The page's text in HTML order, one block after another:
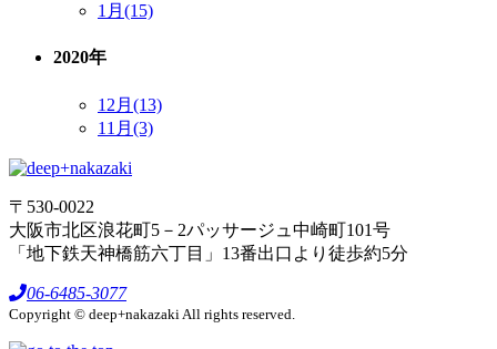
1月(15)
2020年
12月(13)
11月(3)
〒530-0022
大阪市北区浪花町5－2パッサージュ中崎町101号
「地下鉄天神橋筋六丁目」13番出口より徒歩約5分
06-6485-3077
Copyright © deep+nakazaki All rights reserved.